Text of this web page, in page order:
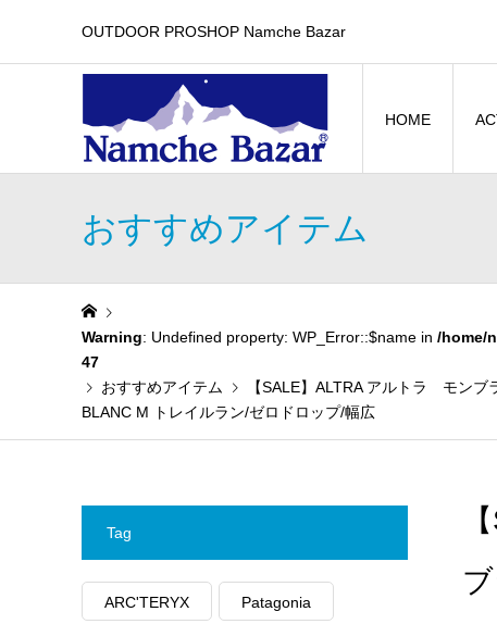
OUTDOOR PROSHOP Namche Bazar
HOME
おすすめアイテム
Warning: Undefined property: WP_Error::$name in /home/
47
おすすめアイテム
【SALE】ALTRA アルトラ モン
BLANC M トレイルラン/ゼロドロップ/幅広
Tag
ARC'TERYX Patagonia